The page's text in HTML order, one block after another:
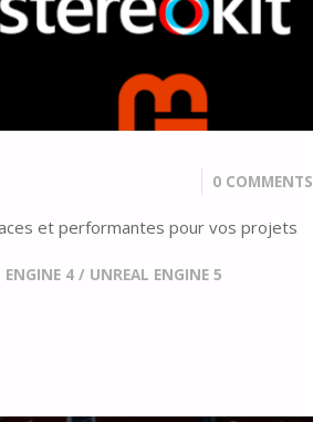
0 COMMENTS
et performantes pour vos projets
ENGINE 4 / UNREAL ENGINE 5